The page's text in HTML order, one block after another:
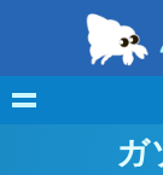
ガ